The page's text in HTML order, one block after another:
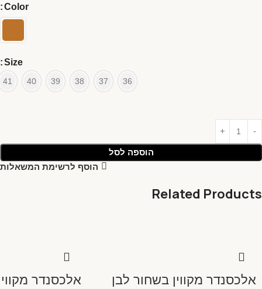
Color
Size
36
37
38
39
40
41
הוספה לסל
הוסף לרשימת המשאלות
Related Products
אלכסנדר מקווין בשחור לבן אלכסנדר